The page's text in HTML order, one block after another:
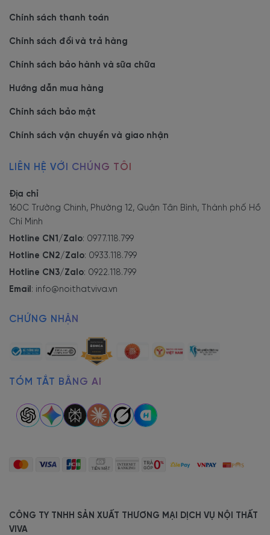
Chính sách thanh toán
Chính sách đổi và trả hàng
Chính sách bảo hành và sữa chữa
Hướng dẫn mua hàng
Chính sách bảo mật
Chính sách vận chuyển và giao nhận
LIÊN HỆ VỚI CHÚNG TÔI
Địa chỉ
160C Trường Chinh, Phường 12, Quận Tân Bình, Thành phố Hồ
Chí Minh
Hotline CN1/Zalo: 0977.118.799
Hotline CN2/Zalo: 0933.118.799
Hotline CN3/Zalo: 0922.118.799
Email : info@noithatviva.vn
CHỨNG NHẬN
TÓM TẮT BẰNG AI
CÔNG TY TNHH SẢN XUẤT THƯƠNG MẠI DỊCH VỤ NỘI THẤT
VIVA